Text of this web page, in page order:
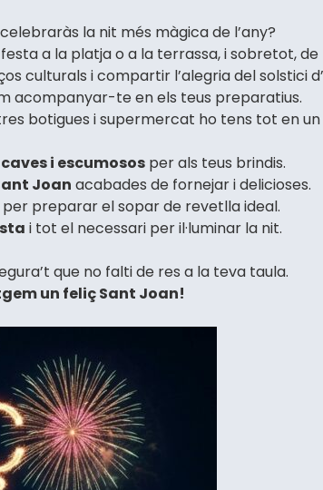
la nit més màgica de l’any?
a la platja o a la terrassa, i sobretot,
culturals i compartir l’alegria del solstici
acompanyar-te en els teus preparatius.
botigues i supermercat ho tens tot en un
i escumosos per als teus brindis.
Joan acabades de fornejar i delicioses.
per preparar el sopar de revetlla ideal.
i tot el necessari per il·luminar la nit.
que no falti de res a la teva taula.
un feliç Sant Joan!